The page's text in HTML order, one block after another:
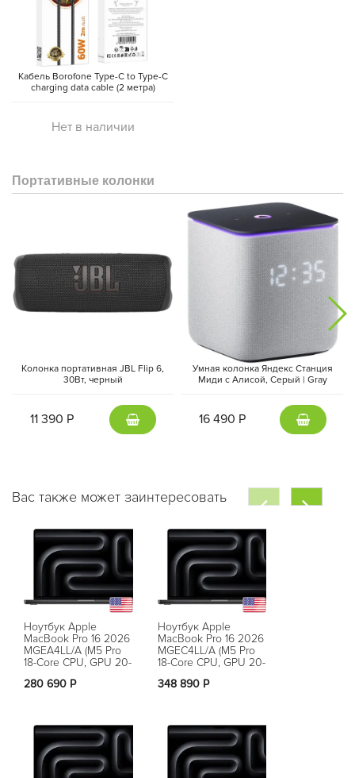
Кабель Borofone Type-C to Type-C
charging data cable (2 метра)
Нет в наличии
Портативные колонки
Колонка портативная JBL Flip 6,
30Вт, черный
11 390 Р
Умная колонка Яндекс Станция
Миди с Алисой, Cерый | Gray
16 490 Р
Вас также может заинтересовать
Ноутбук Apple
MacBook Pro 16 2026
MGEA4LL/A (M5 Pro
18-Core CPU, GPU 20-
черный космос
280 690 Р
Ноутбук Apple
MacBook Pro 16 2026
MGEC4LL/A (M5 Pro
18-Core CPU, GPU 20-
черный космос
348 890 Р